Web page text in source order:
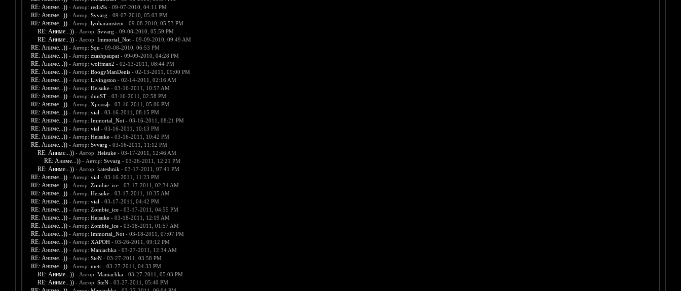
RE: Аниме...)) - Автор: redisSs- 09-07-2010, 04:11 PM
RE: Аниме...)) - Автор: Svvarg - 09-07-2010, 05:03 PM
RE: Аниме...)) - Автор: lyoharamstein - 09-08-2010, 05:53 PM
RE: Аниме...)) - Автор: Svvarg - 09-08-2010, 05:59 PM
RE: Аниме...)) - Автор: Immortal_Not- 09-09-2010, 09:49 AM
RE: Аниме...)) - Автор: Squ - 09-08-2010, 06:53 PM
RE: Аниме...)) - Автор: zzashpaupat- 09-09-2010, 04:28 PM
RE: Аниме...)) - Автор: wolfman2 - 02-13-2011, 08:44 PM
RE: Аниме...)) - Автор: BoogyManDenis- 02-13-2011, 09:00 PM
RE: Аниме...)) - Автор: Livingston - 02-14-2011, 02:16 AM
RE: Аниме...)) - Автор: Heisuke- 03-16-2011, 10:57 AM
RE: Аниме...)) - Автор: duuST- 03-16-2011, 02:58 PM
RE: Аниме...)) - Автор: Хрольф- 03-16-2011, 05:06 PM
RE: Аниме...)) - Автор: vial - 03-16-2011, 08:15 PM
RE: Аниме...)) - Автор: Immortal_Not- 03-16-2011, 08:21 PM
RE: Аниме...)) - Автор: vial - 03-16-2011, 10:13 PM
RE: Аниме...)) - Автор: Heisuke- 03-16-2011, 10:42 PM
RE: Аниме...)) - Автор: Svvarg - 03-16-2011, 11:12 PM
RE: Аниме...)) - Автор: Heisuke- 03-17-2011, 12:46 AM
RE: Аниме...)) - Автор: Svvarg - 03-26-2011, 12:21 PM
RE: Аниме...)) - Автор: kateshnik - 03-17-2011, 07:41 PM
RE: Аниме...)) - Автор: vial - 03-16-2011, 11:23 PM
RE: Аниме...)) - Автор: Zombie_ice- 03-17-2011, 02:34 AM
RE: Аниме...)) - Автор: Heisuke- 03-17-2011, 10:35 AM
RE: Аниме...)) - Автор: vial - 03-17-2011, 04:42 PM
RE: Аниме...)) - Автор: Zombie_ice- 03-17-2011, 04:55 PM
RE: Аниме...)) - Автор: Heisuke- 03-18-2011, 12:19 AM
RE: Аниме...)) - Автор: Zombie_ice- 03-18-2011, 01:57 AM
RE: Аниме...)) - Автор: Immortal_Not- 03-18-2011, 07:07 PM
RE: Аниме...)) - Автор: XAPOH- 03-26-2011, 09:12 PM
RE: Аниме...)) - Автор: Maniachka- 03-27-2011, 12:34 AM
RE: Аниме...)) - Автор: SteN- 03-27-2011, 03:58 PM
RE: Аниме...)) - Автор: metr- 03-27-2011, 04:33 PM
RE: Аниме...)) - Автор: Maniachka- 03-27-2011, 05:03 PM
RE: Аниме...)) - Автор: SteN- 03-27-2011, 05:40 PM